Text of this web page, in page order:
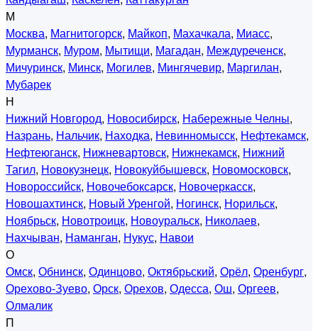
М
Москва, Магнитогорск, Майкоп, Махачкала, Миасс,
Мурманск, Муром, Мытищи, Магадан, Междуреченск,
Мичуринск, Минск, Могилев, Мингячевир, Маргилан,
Мубарек
Н
Нижний Новгород, Новосибирск, Набережные Челны,
Назрань, Нальчик, Находка, Невинномысск, Нефтекамск,
Нефтеюганск, Нижневартовск, Нижнекамск, Нижний
Тагил, Новокузнецк, Новокуйбышевск, Новомосковск,
Новороссийск, Новочебоксарск, Новочеркасск,
Новошахтинск, Новый Уренгой, Ногинск, Норильск,
Ноябрьск, Новотроицк, Новоуральск, Николаев,
Нахчыван, Наманган, Нукус, Навои
О
Омск, Обнинск, Одинцово, Октябрьский, Орёл, Оренбург,
Орехово-Зуево, Орск, Орехов, Одесса, Ош, Оргеев,
Олмалик
П